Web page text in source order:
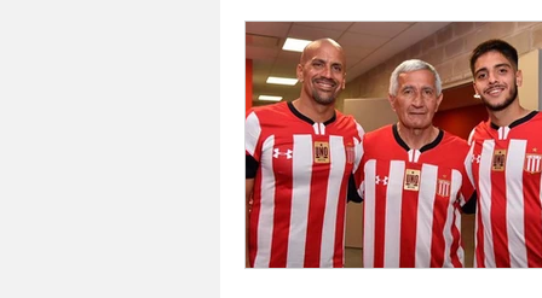
Ruben Boggi Hilda Lopez
Musica Cine Nico
Fernando Barraza